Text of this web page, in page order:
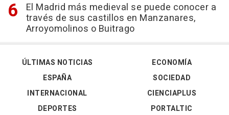
El Madrid más medieval se puede conocer a
través de sus castillos en Manzanares,
Arroyomolinos o Buitrago
ÚLTIMAS NOTICIAS
ESPAÑA
INTERNACIONAL
DEPORTES
ECONOMÍA
SOCIEDAD
CIENCIAPLUS
PORTALTIC